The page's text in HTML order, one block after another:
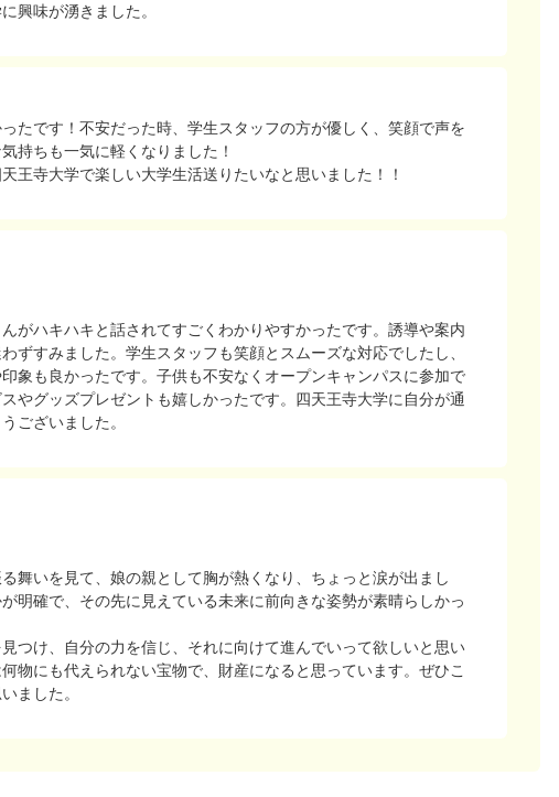
興味が湧きました。
たです！不安だった時、学生スタッフの方が優しく、笑顔で声を
持ちも一気に軽くなりました！
王寺大学で楽しい大学生活送りたいなと思いました！！
がハキハキと話されてすごくわかりやすかったです。誘導や案内
ずすみました。学生スタッフも笑顔とスムーズな対応でしたし、
象も良かったです。子供も不安なくオープンキャンパスに参加で
やグッズプレゼントも嬉しかったです。四天王寺大学に自分が通
ございました。
舞いを見て、娘の親として胸が熱くなり、ちょっと涙が出まし
明確で、その先に見えている未来に前向きな姿勢が素晴らしかっ
つけ、自分の力を信じ、それに向けて進んでいって欲しいと思い
物にも代えられない宝物で、財産になると思っています。ぜひこ
ました。